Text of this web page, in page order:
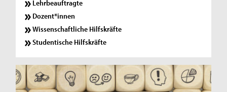
Lehrbeauftragte
Dozent*innen
Wissenschaftliche Hilfskräfte
Studentische Hilfskräfte